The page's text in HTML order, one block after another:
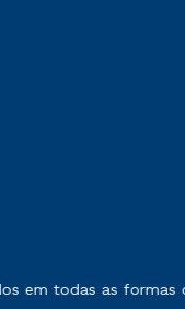
serviços.
todas as formas